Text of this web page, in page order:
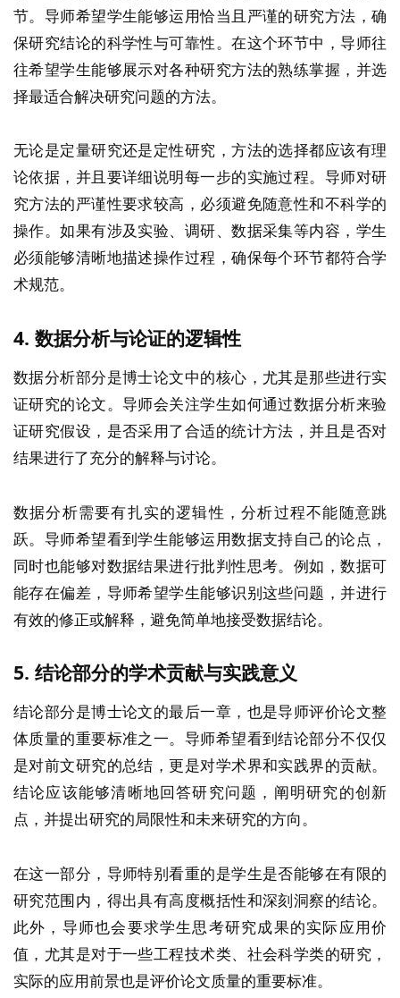
节。导师希望学生能够运用恰当且严谨的研究方法，确
保研究结论的科学性与可靠性。在这个环节中，导师往
往希望学生能够展示对各种研究方法的熟练掌握，并选
择最适合解决研究问题的方法。
无论是定量研究还是定性研究，方法的选择都应该有理
论依据，并且要详细说明每一步的实施过程。导师对研
究方法的严谨性要求较高，必须避免随意性和不科学的
操作。如果有涉及实验、调研、数据采集等内容，学生
必须能够清晰地描述操作过程，确保每个环节都符合学
术规范。
4. 数据分析与论证的逻辑性
数据分析部分是博士论文中的核心，尤其是那些进行实
证研究的论文。导师会关注学生如何通过数据分析来验
证研究假设，是否采用了合适的统计方法，并且是否对
结果进行了充分的解释与讨论。
数据分析需要有扎实的逻辑性，分析过程不能随意跳
跃。导师希望看到学生能够运用数据支持自己的论点，
同时也能够对数据结果进行批判性思考。例如，数据可
能存在偏差，导师希望学生能够识别这些问题，并进行
有效的修正或解释，避免简单地接受数据结论。
5. 结论部分的学术贡献与实践意义
结论部分是博士论文的最后一章，也是导师评价论文整
体质量的重要标准之一。导师希望看到结论部分不仅仅
是对前文研究的总结，更是对学术界和实践界的贡献。
结论应该能够清晰地回答研究问题，阐明研究的创新
点，并提出研究的局限性和未来研究的方向。
在这一部分，导师特别看重的是学生是否能够在有限的
研究范围内，得出具有高度概括性和深刻洞察的结论。
此外，导师也会要求学生思考研究成果的实际应用价
值，尤其是对于一些工程技术类、社会科学类的研究，
实际的应用前景也是评价论文质量的重要标准。